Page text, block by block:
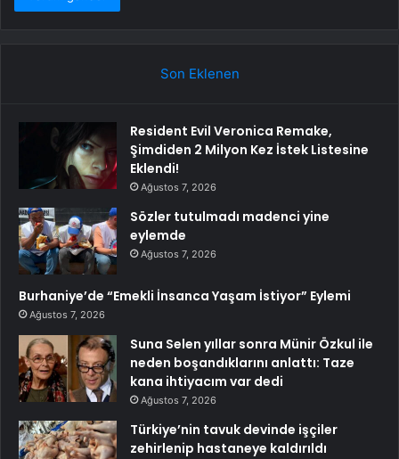
Son Eklenen
Resident Evil Veronica Remake,
Şimdiden 2 Milyon Kez İstek Listesine
Eklendi!
Ağustos 7, 2026
Sözler tutulmadı madenci yine
eylemde
Ağustos 7, 2026
Burhaniye’de “Emekli İnsanca Yaşam İstiyor” Eylemi
Ağustos 7, 2026
Suna Selen yıllar sonra Münir Özkul ile
neden boşandıklarını anlattı: Taze
kana ihtiyacım var dedi
Ağustos 7, 2026
Türkiye’nin tavuk devinde işçiler
zehirlenip hastaneye kaldırıldı